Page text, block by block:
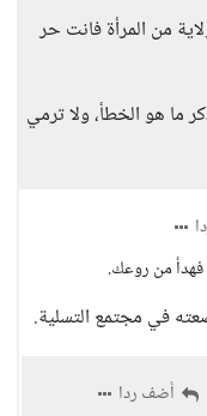
من المرأة فانت حر
ما هو الخطأ، ولا ترمي
فهدأ من روعك.
في مجتمع التسلية.
أضف ردا